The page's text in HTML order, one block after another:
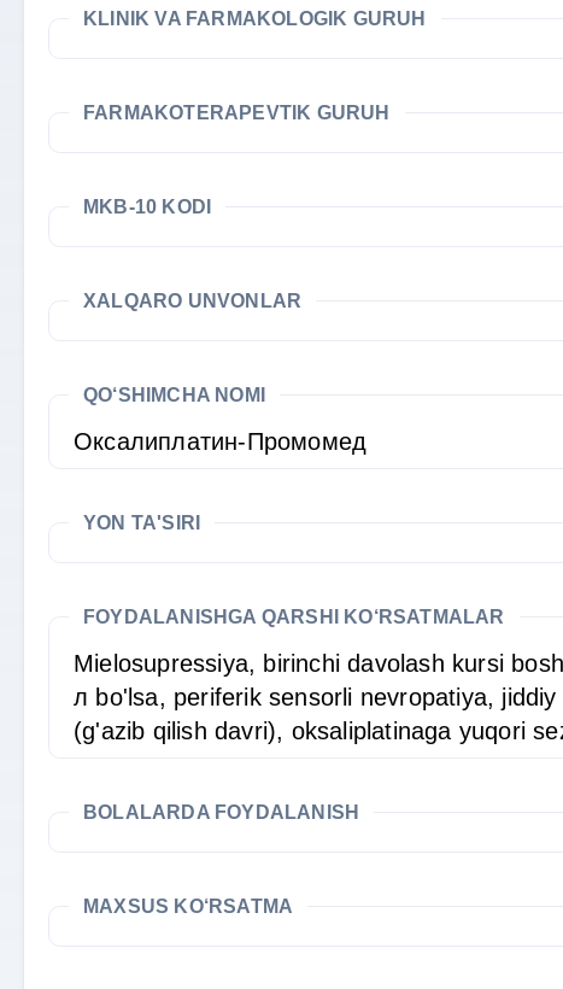
KLINIK VA FARMAKOLOGIK GURUH
FARMAKOTERAPEVTIK GURUH
MKB-10 KODI
XALQARO UNVONLAR
QO‘SHIMCHA NOMI
Оксалиплатин-Промомед
YON TA'SIRI
FOYDALANISHGA QARSHI KO‘RSATMALAR
Mielosupressiya, birinchi davolash kursi
л bo'lsa, periferik sensorli nevropatiya,
(g'azib qilish davri), oksaliplatinaga yuqori
BOLALARDA FOYDALANISH
MAXSUS KO‘RSATMA